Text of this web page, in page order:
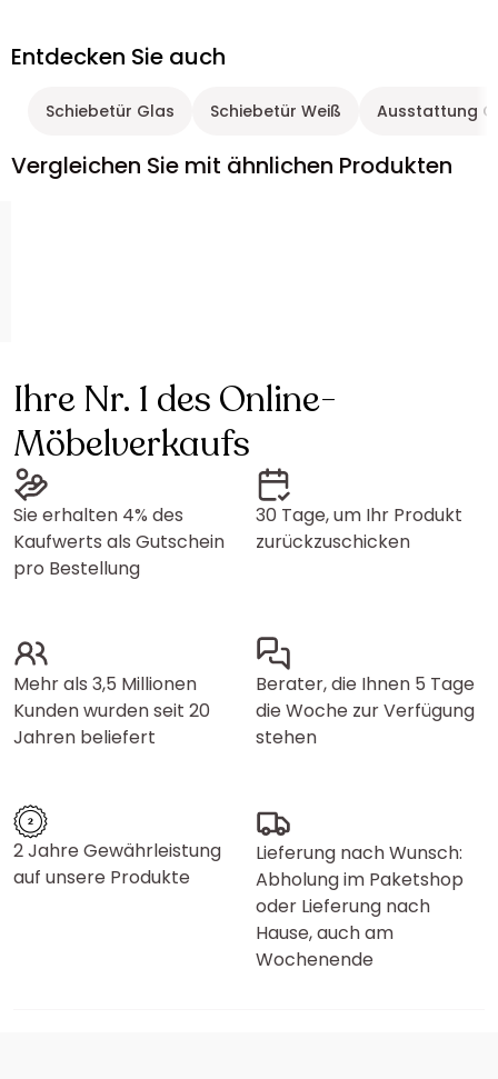
Entdecken Sie auch
Schiebetür Glas Schiebetür Weiß Ausstattung
Vergleichen Sie mit ähnlichen Produkten
Ihre Nr. 1 des Online-
Möbelverkaufs
Sie erhalten 4% des
Kaufwerts als Gutschein
pro Bestellung
30 Tage, um Ihr Produkt
zurückzuschicken
Mehr als 3,5 Millionen
Kunden wurden seit 20
Jahren beliefert
Berater, die Ihnen 5 Tage
die Woche zur Verfügung
stehen
2 Jahre Gewährleistung
auf unsere Produkte
Lieferung nach Wunsch:
Abholung im Paketshop
oder Lieferung nach
Hause, auch am
Wochenende